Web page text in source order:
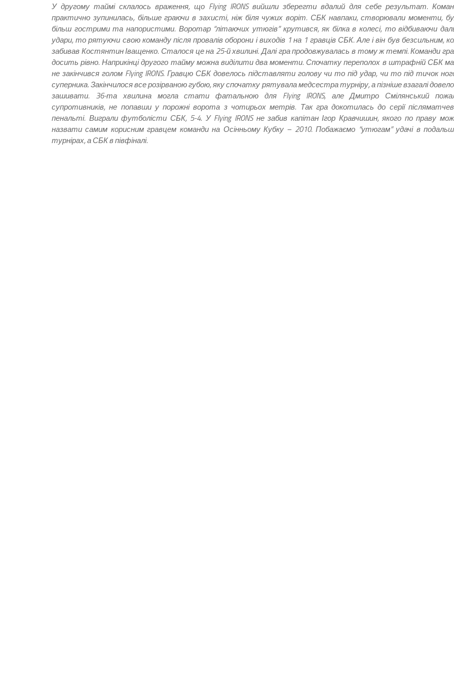
У другому таймі склалось враження, що Flying IRONS вийшли зберегти вдалий для себе результат.
практично зупинилась, більше граючи в захисті, ніж біля чужих воріт. СБК навпаки, створювали моменти,
більш гострими та напористими. Воротар “літаючих утюгів” крутився, як білка в колесі, то відбиваючи
удари, то рятуючи свою команду після провалів оборони і виходів 1 на 1 гравців СБК. Але і він був безсильним,
забивав Костянтин Іващенко. Сталося це на 25-й хвилині. Далі гра продовжувалась в тому ж темпі. Команди
досить рівно. Наприкінці другого тайму можна виділити два моменти. Спочатку переполох в штрафній СБК
не закінчився голом Flying IRONS. Гравцю СБК довелось підставляти голову чи то під удар, чи то під тичок
суперника. Закінчилося все розірваною губою, яку спочатку рятувала медсестра турніру, а пізніше взагалі
зашивати. 36-та хвилина могла стати фатальною для Flying IRONS, але Дмитро Смілянський
супротивників, не попавши у порожні ворота з чотирьох метрів. Так гра докотилась до серії
пенальті. Виграли футболісти СБК, 5-4. У Flying IRONS не забив капітан Ігор Кравчишин, якого по праву
назвати самим корисним гравцем команди на Осінньому Кубку – 2010. Побажаємо “утюгам” удачі в
турнірах, а СБК в півфіналі.